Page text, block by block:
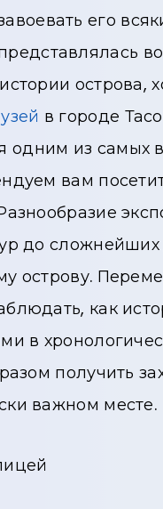
его
острова,
в городе
одним из самых
вам
до
острову.
как
в
получить
важном месте.